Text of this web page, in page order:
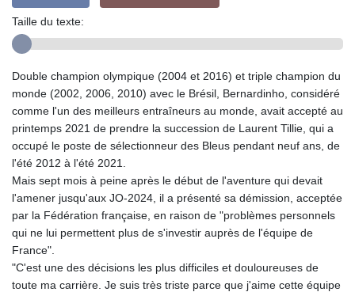
Présidentielle: la France "ne tolérera aucune tentative d'ingérence
étrangère", prévient le chef de la diplomatie
Taille du texte:
Double champion olympique (2004 et 2016) et triple champion du
monde (2002, 2006, 2010) avec le Brésil, Bernardinho, considéré
comme l'un des meilleurs entraîneurs au monde, avait accepté au
printemps 2021 de prendre la succession de Laurent Tillie, qui a
occupé le poste de sélectionneur des Bleus pendant neuf ans, de
l'été 2012 à l'été 2021.
Mais sept mois à peine après le début de l'aventure qui devait
l'amener jusqu'aux JO-2024, il a présenté sa démission, acceptée
par la Fédération française, en raison de "problèmes personnels
qui ne lui permettent plus de s'investir auprès de l'équipe de
France".
"C'est une des décisions les plus difficiles et douloureuses de
toute ma carrière. Je suis très triste parce que j'aime cette équipe